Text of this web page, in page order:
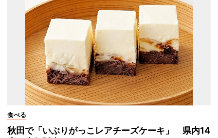
食べる
秋田で「いぶりがっこレアチーズケーキ」 県内14